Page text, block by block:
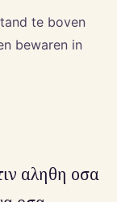
te boven
bewaren in
αληθη οσα